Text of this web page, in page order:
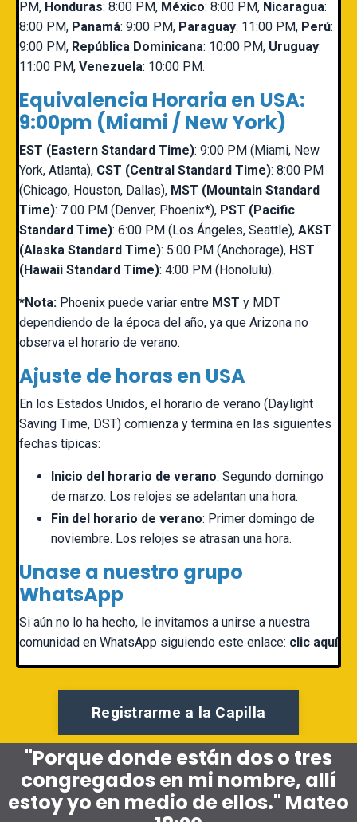
PM, Honduras: 8:00 PM, México: 8:00 PM, Nicaragua:
8:00 PM, Panamá: 9:00 PM, Paraguay: 11:00 PM, Perú:
9:00 PM, República Dominicana: 10:00 PM, Uruguay:
11:00 PM, Venezuela: 10:00 PM.
Equivalencia Horaria en USA:
9:00pm (Miami / New York)
EST (Eastern Standard Time): 9:00 PM (Miami, New
York, Atlanta), CST (Central Standard Time): 8:00 PM
(Chicago, Houston, Dallas), MST (Mountain Standard
Time): 7:00 PM (Denver, Phoenix*), PST (Pacific
Standard Time): 6:00 PM (Los Ángeles, Seattle), AKST
(Alaska Standard Time): 5:00 PM (Anchorage), HST
(Hawaii Standard Time): 4:00 PM (Honolulu).
*Nota: Phoenix puede variar entre MST y MDT
dependiendo de la época del año, ya que Arizona no
observa el horario de verano.
Ajuste de horas en USA
En los Estados Unidos, el horario de verano (Daylight
Saving Time, DST) comienza y termina en las siguientes
fechas típicas:
Inicio del horario de verano: Segundo domingo
de marzo. Los relojes se adelantan una hora.
Fin del horario de verano: Primer domingo de
noviembre. Los relojes se atrasan una hora.
Unase a nuestro grupo
WhatsApp
Si aún no lo ha hecho, le invitamos a unirse a nuestra
comunidad en WhatsApp siguiendo este enlace: clic aquí
Registrarme a la Capilla
"Porque donde están dos o tres
congregados en mi nombre, allí
estoy yo en medio de ellos." Mateo